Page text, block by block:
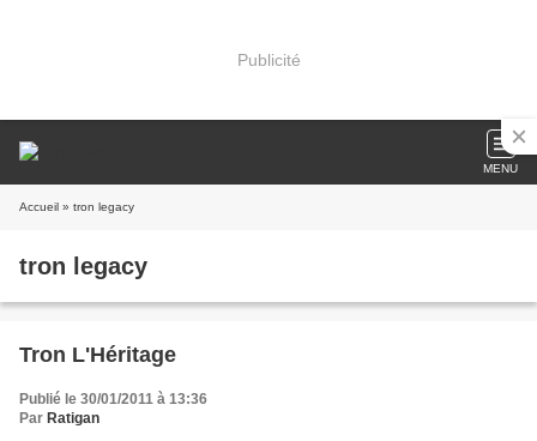
Publicité
MENU
Accueil » tron legacy
tron legacy
Tron L'Héritage
Publié le 30/01/2011 à 13:36
Par Ratigan